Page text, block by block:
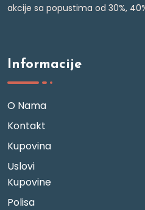
akcije sa popustima od 30%,
Informacije
O Nama
Kontakt
Kupovina
Uslovi
Kupovine
Polisa